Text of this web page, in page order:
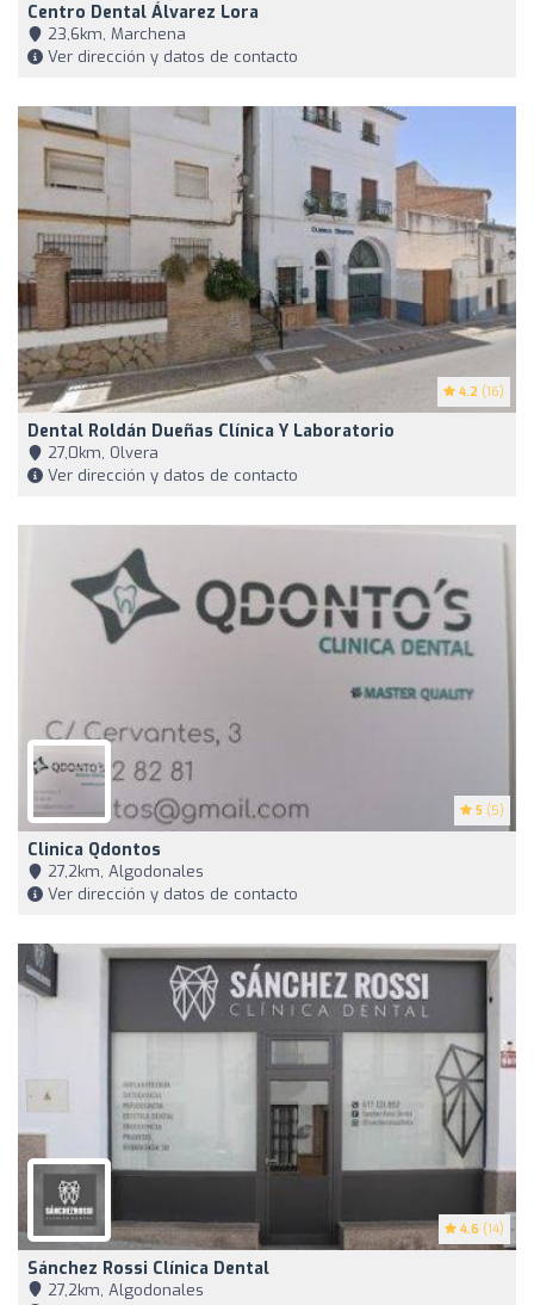
Centro Dental Álvarez Lora
23,6km, Marchena
Ver dirección y datos de contacto
4.2 (16)
Dental Roldán Dueñas Clínica Y Laboratorio
27,0km, Olvera
Ver dirección y datos de contacto
5 (5)
Clinica Qdontos
27,2km, Algodonales
Ver dirección y datos de contacto
4.6 (14)
Sánchez Rossi Clínica Dental
27,2km, Algodonales